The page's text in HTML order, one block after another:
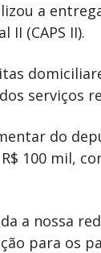
a
(CAPS II).
serviços
do
100 mil,
a nossa
para os